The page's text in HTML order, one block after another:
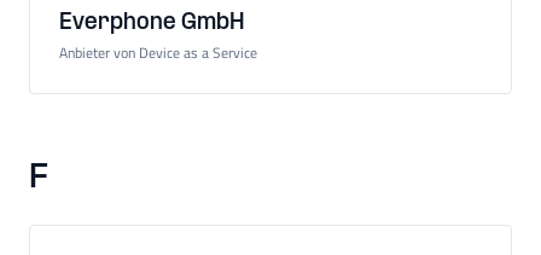
Everphone GmbH
Anbieter von Device as a Service
F